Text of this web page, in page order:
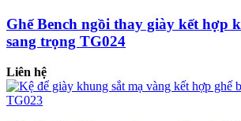
Ghế Bench ngồi thay giày kết hợp
sang trọng TG024
Liên hệ